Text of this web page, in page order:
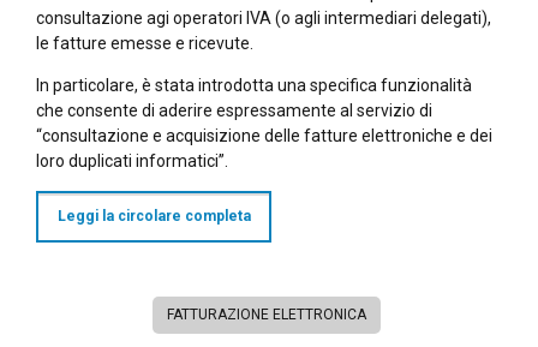
consultazione agi operatori IVA (o agli intermediari delegati),
le fatture emesse e ricevute.
In particolare, è stata introdotta una specifica funzionalità
che consente di aderire espressamente al servizio di
“consultazione e acquisizione delle fatture elettroniche e dei
loro duplicati informatici”.
Leggi la circolare completa
FATTURAZIONE ELETTRONICA